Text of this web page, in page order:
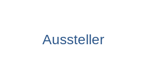
Aussteller